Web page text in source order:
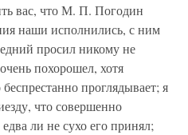
вас, что М. П. Погодин
наши исполнились, с ним
просил никому не
похорошел, хотя
проглядывает; я
что совершенно
ли не сухо его принял;